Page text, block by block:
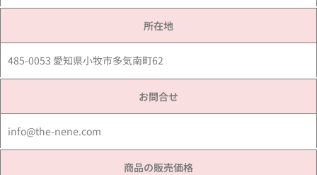
所在地
485-0053 愛知県小牧市多気南町62
お問合せ
info@the-nene.com
商品の販売価格